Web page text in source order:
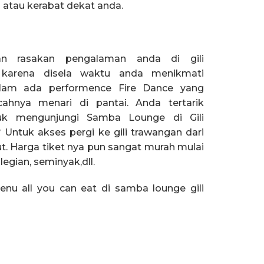
kerabat dekat anda.
rasakan pengalaman anda di gili
karena disela waktu anda menikmati
ada performence Fire Dance yang
menari di pantai. Anda tertarik
mengunjungi Samba Lounge di Gili
Untuk akses pergi ke gili trawangan dari
Harga tiket nya pun sangat murah mulai
seminyak,dll.
all you can eat di samba lounge gili